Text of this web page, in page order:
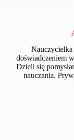
doświadczeniem
Dzieli się
nauczania.